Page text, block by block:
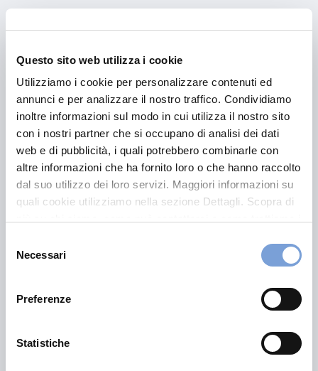
Questo sito web utilizza i cookie
Utilizziamo i cookie per personalizzare contenuti ed
annunci e per analizzare il nostro traffico. Condividiamo
inoltre informazioni sul modo in cui utilizza il nostro sito
con i nostri partner che si occupano di analisi dei dati
web e di pubblicità, i quali potrebbero combinarle con
altre informazioni che ha fornito loro o che hanno raccolto
dal suo utilizzo dei loro servizi. Maggiori informazioni su
quali cookie utilizziamo nella sezione Dettagli. Scopra di
può trovare nel footer del sito nella sezione "Informativa
delNecessari
Preferenze
Statistiche
Biella
Cuneo
Borgo San Dalmazzo
Cuneo
Torino
Alpignano